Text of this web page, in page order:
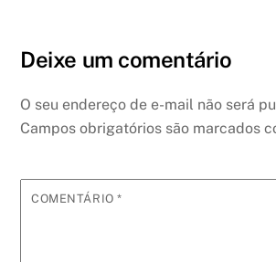
Deixe um comentário
O seu endereço de e-mail não será
Campos obrigatórios são marcados
COMENTÁRIO*